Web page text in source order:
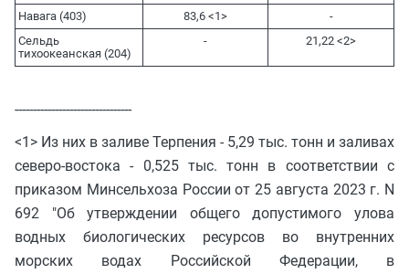
Навага (403) 83,6 <1>
-
Сельдь
тихоокеанская (204)
- 21,22 <2>
--------------------------------
<1> Из них в заливе Терпения - 5,29 тыс. тонн и заливах
северо-востока - 0,525 тыс. тонн в соответствии с
приказом Минсельхоза России от 25 августа 2023 г. N
692 "Об утверждении общего допустимого улова
водных биологических ресурсов во внутренних
морских водах Российской Федерации, в